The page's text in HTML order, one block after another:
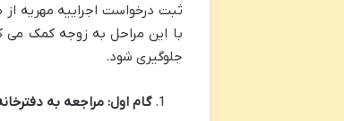
ثبت درخواست اجراییه مهریه
با این مراحل به زوجه کمک می
جلوگیری شود.
گام اول: مراجعه به